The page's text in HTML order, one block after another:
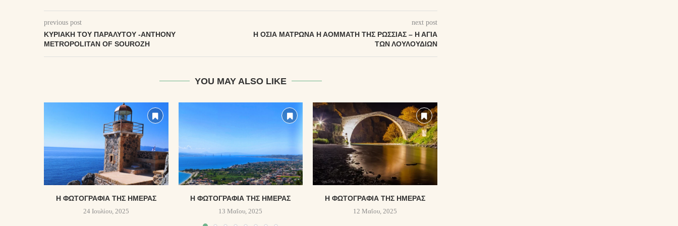
previous post
ΚΥΡΙΑΚῊ ΤΟΥ͂ ΠΑΡΑΛΎΤΟΥ -ANTHONY
METROPOLITAN OF SOUROZH
next post
Η ΟΣΊΑ ΜΑΤΡΏΝΑ Η ΑΌΜΜΑΤΗ ΤΗΣ ΡΩΣΣΊΑΣ – Η ΑΓΊΑ
ΤΩΝ ΛΟΥΛΟΥΔΊΩΝ
YOU MAY ALSO LIKE
Η ΦΩΤΟΓΡΑΦΊΑ ΤΗΣ ΗΜΈΡΑΣ
24 Ιουλίου, 2025
Η ΦΩΤΟΓΡΑΦΊΑ ΤΗΣ ΗΜΈΡΑΣ
13 Μαΐου, 2025
Η ΦΩΤΟΓΡΑΦΊΑ ΤΗΣ ΗΜΈΡΑΣ
12 Μαΐου, 2025